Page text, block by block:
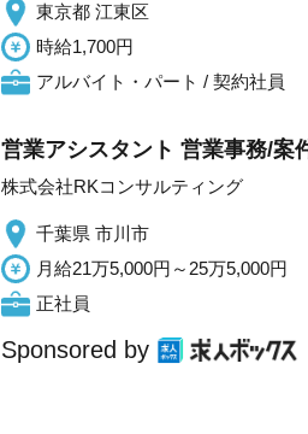
東京都 江東区
時給1,700円
アルバイト・パート / 契約社員
営業アシスタント 営業事務/案
株式会社RKコンサルティング
千葉県 市川市
月給21万5,000円～25万5,000円
正社員
Sponsored by